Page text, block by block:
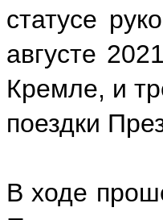
статусе
августе
Кремле, и
поездки
В ходе